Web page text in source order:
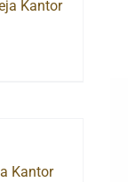
Kantor
Kantor